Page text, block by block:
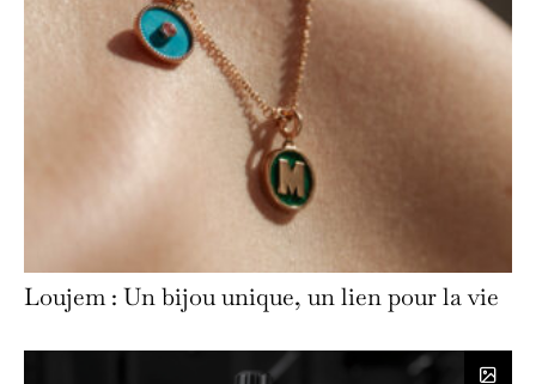
Loujem : Un bijou unique, un lien pour la vie